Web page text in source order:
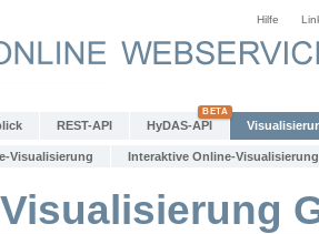
Hilfe
REST-API HyDAS-API
Visualisierung Interaktive Online-Visualisierung